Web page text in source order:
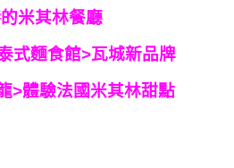
米其林餐廳
式麵食館>瓦城新品牌
>體驗法國米其林甜點